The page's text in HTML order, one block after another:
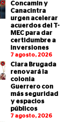
Concamin y
Canacintra
urgen acelerar
acuerdos del T-
MEC para dar
certidumbre a
inversiones
7 agosto, 2026
Clara Brugada
renovará la
colonia
Guerrero con
más seguridad
y espacios
públicos
7 agosto, 2026